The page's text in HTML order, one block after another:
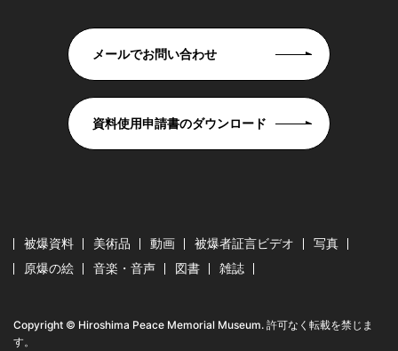
メールでお問い合わせ
資料使用申請書のダウンロード
被爆資料 美術品 動画 被爆者証言ビデオ
写真
原爆の絵
音楽・音声 図書 雑誌
Copyright © Hiroshima Peace Memorial Museum. 許可なく転載を禁じま
す。